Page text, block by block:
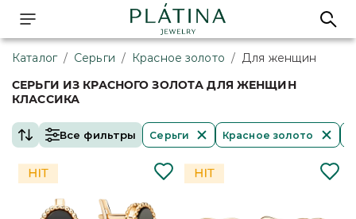
Каталог / Серьги / Красное золото / Для женщин
СЕРЬГИ ИЗ КРАСНОГО ЗОЛОТА ДЛЯ ЖЕНЩИН
КЛАССИКА
Все фильтры Серьги Красное золото